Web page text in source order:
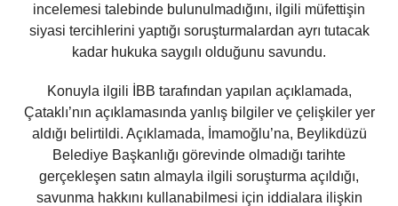
incelemesi talebinde bulunulmadığını, ilgili müfettişin
siyasi tercihlerini yaptığı soruşturmalardan ayrı tutacak
kadar hukuka saygılı olduğunu savundu.
Konuyla ilgili İBB tarafından yapılan açıklamada,
Çataklı’nın açıklamasında yanlış bilgiler ve çelişkiler yer
aldığı belirtildi. Açıklamada, İmamoğlu’na, Beylikdüzü
Belediye Başkanlığı görevinde olmadığı tarihte
gerçekleşen satın almayla ilgili soruşturma açıldığı,
savunma hakkını kullanabilmesi için iddialara ilişkin